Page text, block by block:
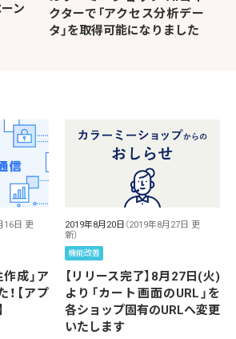
ン
クターで「アクセス分析デー
タ」を取得可能になりました
16日 更
作成」ア
【アプ
2019年8月20日 （2019年8月27日 更
新）
機能改善
【リリース完了】8月27日(火)
より「カート画面のURL」を
各ショップ固有のURLへ変更
いたします